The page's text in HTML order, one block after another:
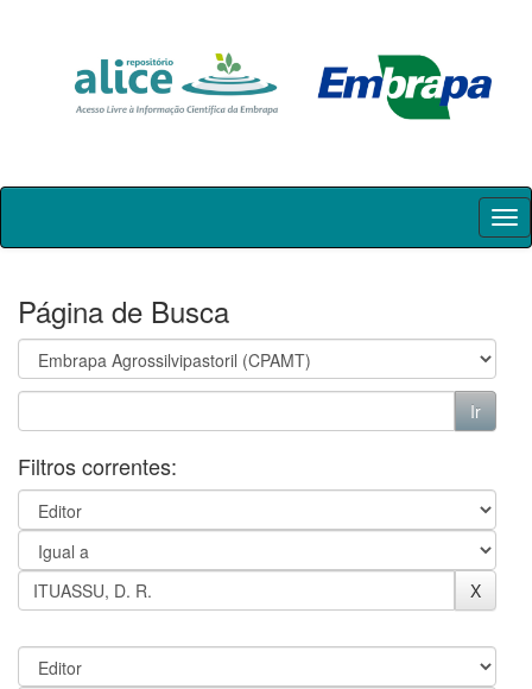
Skip
Página de Busca
Filtros correntes: